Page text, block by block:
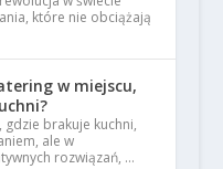
które nie obciążają
w miejscu,
brakuje kuchni,
ale w
rozwiązań, …